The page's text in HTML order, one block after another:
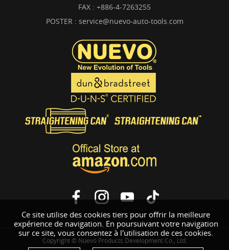
Ce site utilise des cookies tiers pour offrir la meilleure
expérience de navigation. En poursuivant votre navigation
sur ce site, vous consentez à l'utilisation de ces cookies.
FAX : +886-4-7263255
POSTER : service@nuevo-auto-tools.com
Copyright © Nuevo Products Development Co., Ltd.